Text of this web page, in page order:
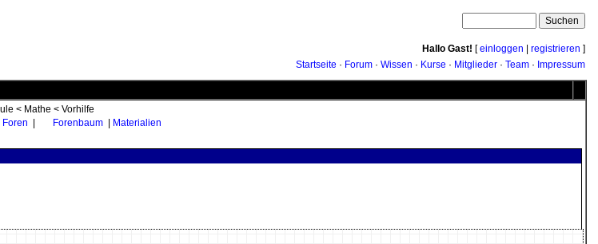
Hallo Gast! [einloggen registrieren ]
Startseite · Forum · Wissen · Kurse · Mitglieder · Team · Impressum
< Mathe < Vorhilfe
Foren Forenbaum Materialien